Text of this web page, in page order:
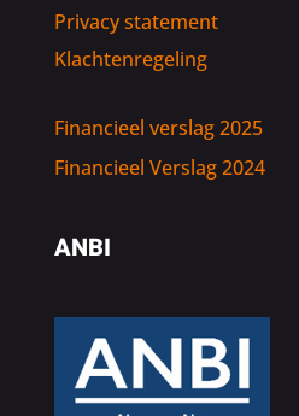
Privacy statement
Klachtenregeling
Financieel verslag 2025
Financieel Verslag 2024
ANBI